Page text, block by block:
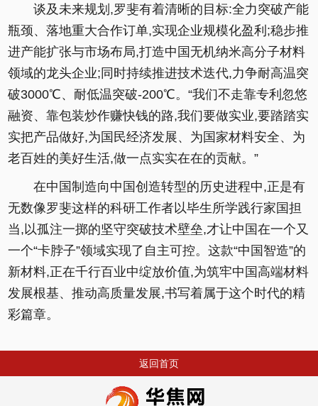
谈及未来规划,罗斐有着清晰的目标:全力突破产能
瓶颈、落地重大合作订单,实现企业规模化盈利;稳步推
进产能扩张与市场布局,打造中国无机纳米高分子材料
领域的龙头企业;同时持续推进技术迭代,力争耐高温突
破3000℃、耐低温突破-200℃。“我们不走靠专利忽悠
融资、靠包装炒作赚快钱的路,我们要做实业,要踏踏实
实把产品做好,为国民经济发展、为国家材料安全、为
老百姓的美好生活,做一点实实在在的贡献。”
在中国制造向中国创造转型的历史进程中,正是有
无数像罗斐这样的科研工作者以毕生所学践行家国担
当,以孤注一掷的坚守突破技术壁垒,才让中国在一个又
一个“卡脖子”领域实现了自主可控。这款“中国智造”的
新材料,正在千行百业中绽放价值,为筑牢中国高端材料
发展根基、推动高质量发展,书写着属于这个时代的精
彩篇章。
返回首页